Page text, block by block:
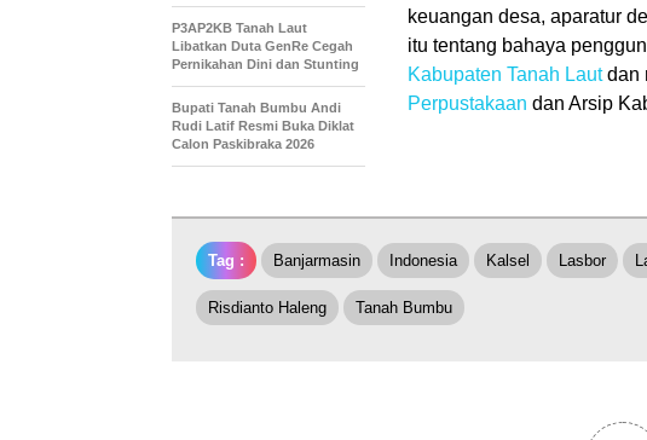
keuangan desa, aparatur
itu tentang bahaya
Kabupaten Tanah Lautdan
Perpustakaan dan Arsip
P3AP2KB Tanah Laut
Libatkan Duta GenRe Cegah
Pernikahan Dini dan Stunting
Bupati Tanah Bumbu Andi
Rudi Latif Resmi Buka Diklat
Calon Paskibraka 2026
Tag : Banjarmasin Indonesia Kalsel Lasbor
Risdianto Haleng Tanah Bumbu